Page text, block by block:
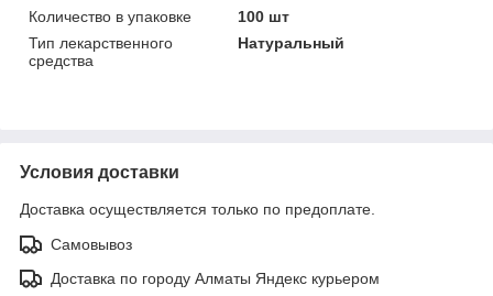
Количество в упаковке
100 шт
Тип лекарственного
средства
Натуральный
Условия доставки
Доставка осуществляется только по предоплате.
Самовывоз
Доставка по городу Алматы Яндекс курьером